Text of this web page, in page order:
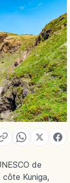
de
côte Kuniga,